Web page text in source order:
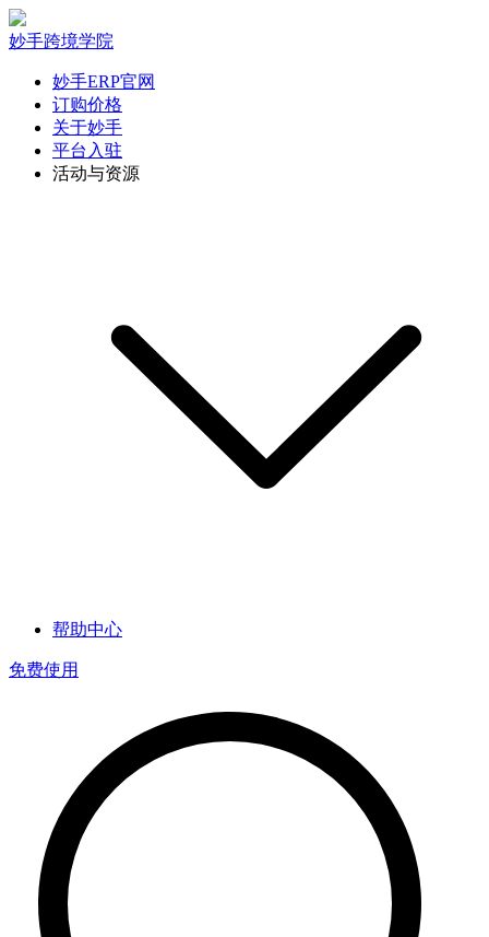
妙手跨境学院
妙手ERP官网
订购价格
关于妙手
平台入驻
活动与资源
帮助中心
免费使用